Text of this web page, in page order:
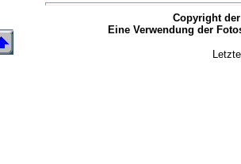
Copyright
Eine Verwendung der